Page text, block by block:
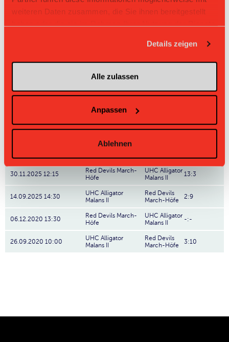
weiteren Daten zusammen, die Sie ihnen bereitgestellt
Details zeigen
Alle zulassen
Anpassen
Ablehnen
4 Pfannenstiel 14 -13 1.286 18
-21
Direktbegegnungen
30.11.2025 12:15
Red Devils March-
Höfe
UHC Alligator
Malans II
13:3
14.09.2025 14:30
UHC Alligator
Malans II
Red Devils
March-Höfe
2:9
06.12.2020 13:30
Red Devils March-
Höfe
UHC Alligator
Malans II
-:-
26.09.2020 10:00
UHC Alligator
Malans II
Red Devils
March-Höfe
3:10